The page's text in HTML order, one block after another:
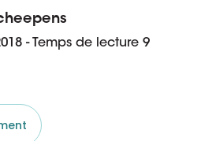
- Temps de lecture 9